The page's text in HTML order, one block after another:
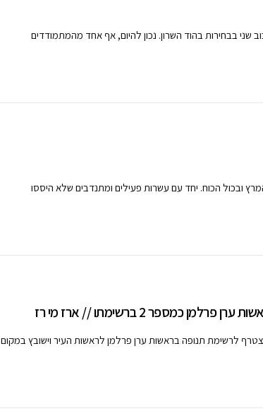
בבחירות בהוד השרון. נכון להיום, אף אחד מהמתמודדים
ובכול הכוח. יחד עם עשרות פעילים ומתנדבים שלא היססו
2 ברשימתו // ארז מי רז
לרשימת תנופה בראשות ערן פרלמן לראשות העיר וישובץ במקום